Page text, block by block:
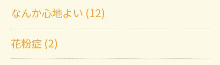
なんか心地よい (12)
花粉症 (2)